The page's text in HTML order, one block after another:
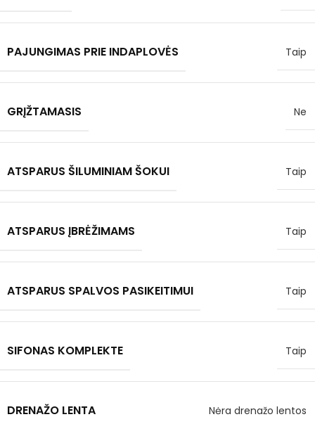
PAJUNGIMAS PRIE INDAPLOVĖS Taip
GRĮŽTAMASIS Ne
ATSPARUS ŠILUMINIAM ŠOKUI Taip
ATSPARUS ĮBRĖŽIMAMS Taip
ATSPARUS SPALVOS PASIKEITIMUI Taip
SIFONAS KOMPLEKTE Taip
DRENAŽO LENTA Nėra drenažo lentos